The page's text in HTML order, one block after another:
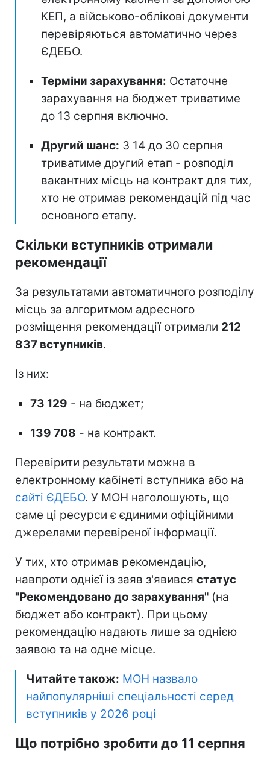
КЕП, а військово-облікові документи
перевіряються автоматично через
ЄДЕБО.
Терміни зарахування: Остаточне
зарахування на бюджет триватиме
до 13 серпня включно.
Другий шанс: З 14 до 30 серпня
триватиме другий етап - розподіл
вакантних місць на контракт для тих,
хто не отримав рекомендацій під час
основного етапу.
Скільки вступників отримали
рекомендації
За результатами автоматичного розподілу
місць за алгоритмом адресного
розміщення рекомендації отримали 212
837 вступників.
Із них:
73 129 - на бюджет;
139 708 - на контракт.
Перевірити результати можна в
електронному кабінеті вступника або на
сайті ЄДЕБО. У МОН наголошують, що
саме ці ресурси є єдиними офіційними
джерелами перевіреної інформації.
У тих, хто отримав рекомендацію,
навпроти однієї із заяв з'явився статус
"Рекомендовано до зарахування" (на
бюджет або контракт). При цьому
рекомендацію надають лише за однією
заявою та на одне місце.
Читайте також: МОН назвало
найпопулярніші спеціальності серед
вступників у 2026 році
Що потрібно зробити до 11 серпня